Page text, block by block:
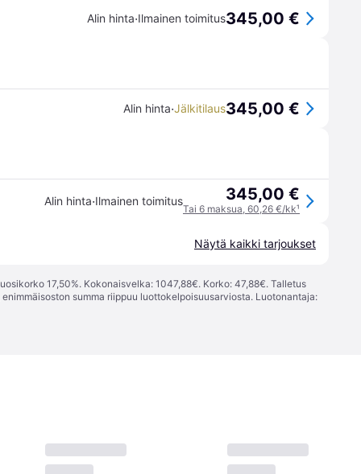
Alin hinta·Ilmainen toimitus345,00 €
Alin hinta·Jälkitilaus345,00 €
Alin hinta·Ilmainen toimitus 345,00 €
Tai 6 maksua, 60,26 €/kk¹
Näytä kaikki tarjoukset
17,50%. Kokonaisvelka: 1047,88€. Korko: 47,88€. Talletus
summa riippuu luottokelpoisuusarviosta. Luotonantaja: